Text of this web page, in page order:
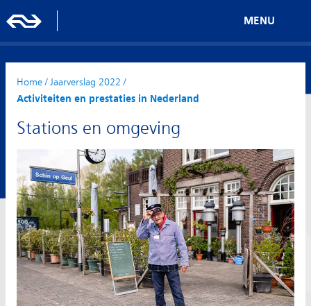
MENU
Home/ Jaarverslag 2022 /
Activiteiten en prestaties in Nederland
Stations en omgeving